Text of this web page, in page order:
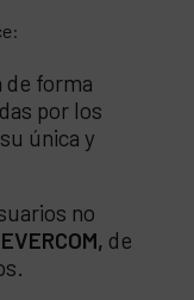
de forma
por los
única y
no
EVERCOM, de